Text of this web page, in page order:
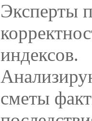
Эксперты
индексов.
сметы